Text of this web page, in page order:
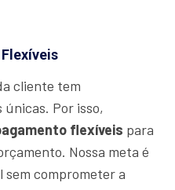
cliente tem
Por isso,
flexíveis para
Nossa meta é
sem comprometer a